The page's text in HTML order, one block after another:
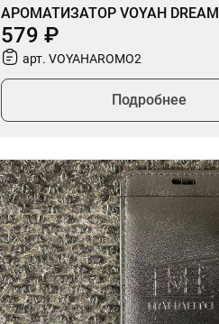
АРОМАТИЗАТОР VOYAH DREAM
579 ₽
арт. VOYAHAROMO2
Подробнее